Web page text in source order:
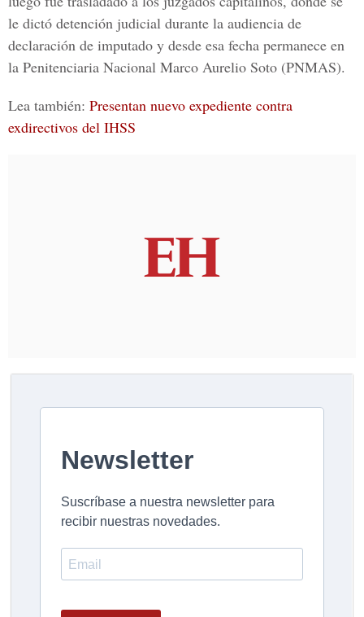
le dictó detención judicial durante la audiencia de
declaración de imputado y desde esa fecha permanece en
la Penitenciaria Nacional Marco Aurelio Soto (PNMAS).
Lea también: Presentan nuevo expediente contra
exdirectivos del IHSS